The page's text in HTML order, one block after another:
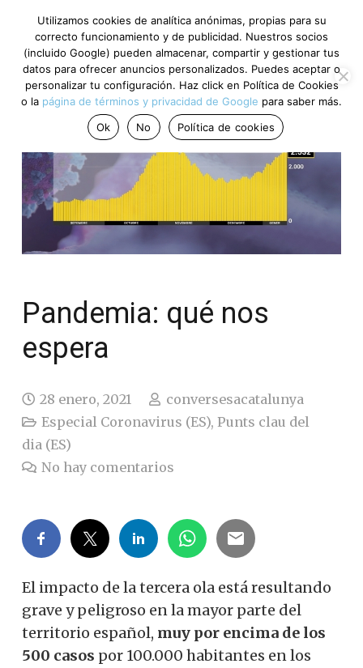
Pandemia: qué nos
espera
28 enero, 2021
conversesacatalunya
Especial Coronavirus (ES),Punts clau del
dia (ES)
No hay comentarios
El impacto de la tercera ola está resultando
grave y peligroso en la mayor parte del
territorio español, muy por encima de los
500 casos por 100.000 habitantes en los
Utilizamos cookies de analítica anónimas, propias para su
correcto funcionamiento y de publicidad. Nuestros socios
(incluido Google) pueden almacenar, compartir y gestionar tus
datos para ofrecer anuncios personalizados. Puedes aceptar o
personalizar tu configuración. Haz click en Política de Cookies
o la página de términos y privacidad de Google para saber más.
Ok
No Política de cookies